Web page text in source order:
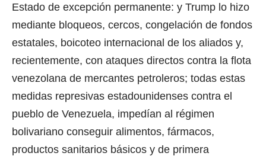
Estado de excepción permanente: y Trump lo hizo
mediante bloqueos, cercos, congelación de fondos
estatales, boicoteo internacional de los aliados y,
recientemente, con ataques directos contra la flota
venezolana de mercantes petroleros; todas estas
medidas represivas estadounidenses contra el
pueblo de Venezuela, impedían al régimen
bolivariano conseguir alimentos, fármacos,
productos sanitarios básicos y de primera